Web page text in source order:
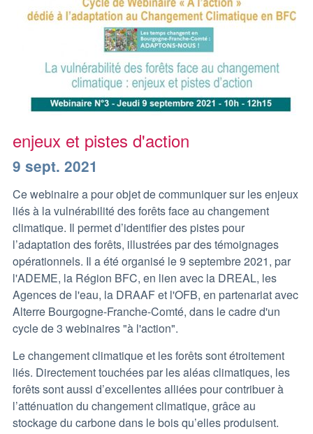
enjeux et pistes d'action
9 sept. 2021
Ce webinaire a pour objet de communiquer sur les enjeux
liés à la vulnérabilité des forêts face au changement
climatique. Il permet d’identifier des pistes pour
l’adaptation des forêts, illustrées par des témoignages
opérationnels. Il a été organisé le 9 septembre 2021, par
l'ADEME, la Région BFC, en lien avec la DREAL, les
Agences de l'eau, la DRAAF et l'OFB, en partenariat avec
Alterre Bourgogne-Franche-Comté, dans le cadre d'un
cycle de 3 webinaires "à l'action".
Le changement climatique et les forêts sont étroitement
liés. Directement touchées par les aléas climatiques, les
forêts sont aussi d’excellentes alliées pour contribuer à
l’atténuation du changement climatique, grâce au
stockage du carbone dans le bois qu’elles produisent.